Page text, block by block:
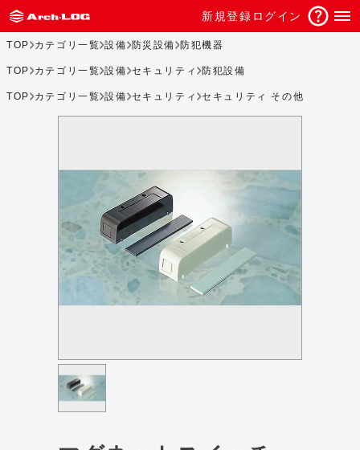
新規登録 ログイン
TOP カテゴリ一覧 設備 防災設備 防犯機器
TOP カテゴリ一覧 設備 セキュリティ 防犯設備
TOP カテゴリ一覧 設備 セキュリティ セキュリティ その他